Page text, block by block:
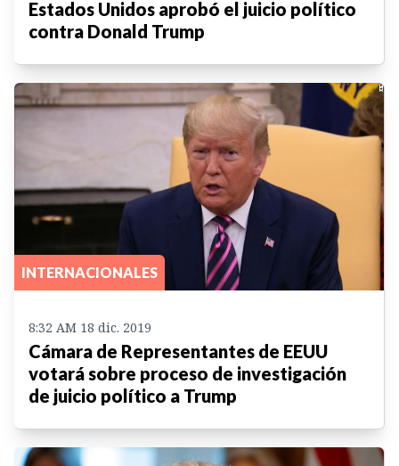
Estados Unidos aprobó el juicio político
contra Donald Trump
INTERNACIONALES
8:32 AM 18 dic. 2019
Cámara de Representantes de EEUU
votará sobre proceso de investigación
de juicio político a Trump